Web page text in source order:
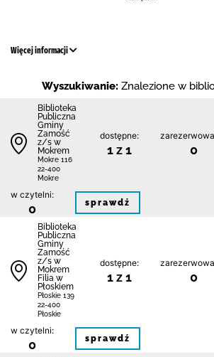
Więcej informacji
Wyszukiwanie: Znalezione w
Biblio­teka
Publiczna
Gminy
Zamość
z/s w
Mokrem
Mokre 116
22-400
Mokre
dostępne:
1 z 1 0
w czytelni:
0 sprawdź
Biblio­teka
Publiczna
Gminy
Zamość
z/s w
Mokrem
Filia w
Płoskiem
Płoskie 139
22-400
Płoskie
dostępne:
1 z 1 0
w czytelni:
0 sprawdź